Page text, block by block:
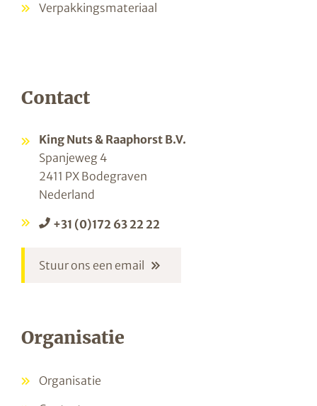
Verpakkingsmateriaal
Contact
King Nuts & Raaphorst B.V.
Spanjeweg 4
2411 PX Bodegraven
Nederland
+31 (0)172 63 22 22
Stuur ons een email
Organisatie
Organisatie